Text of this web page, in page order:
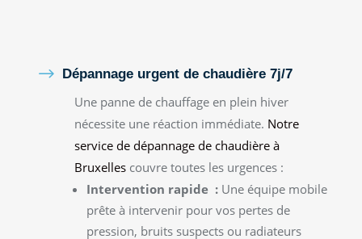
$ Dépannage urgent de chaudière 7j/7
Une panne de chauffage en plein hiver
nécessite une réaction immédiate. Notre
service de dépannage de chaudière à
Bruxellescouvre toutes les urgences :
Intervention rapide :Une équipe mobile
prête à intervenir pour vos pertes de
pression, bruits suspects ou radiateurs